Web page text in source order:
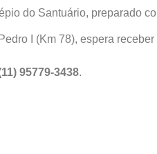
do Santuário, preparado
I (Km 78), espera
95779-3438.